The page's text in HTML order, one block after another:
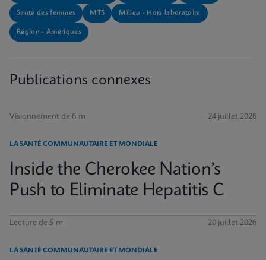
Santé des femmes MTS Milieu - Hors laboratoire
Région - Amériques
Publications connexes
Visionnement de 6 m 24 juillet 2026
LA SANTÉ COMMUNAUTAIRE ET MONDIALE
Inside the Cherokee Nation’s
Push to Eliminate Hepatitis C
Lecture de 5 m 20 juillet 2026
LA SANTÉ COMMUNAUTAIRE ET MONDIALE